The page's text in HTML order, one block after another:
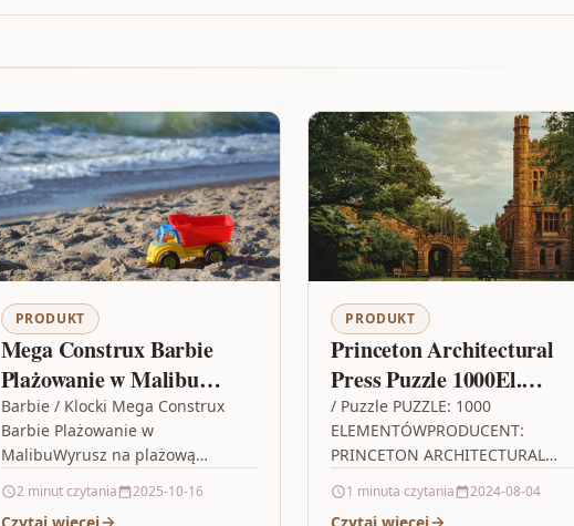
PRODUKT
Mega Construx Barbie
Plażowanie w Malibu
GWR79
Barbie / Klocki Mega Construx
Barbie Plażowanie w
MalibuWyrusz na plażową
Baw się, konstruując różowy
2 minut czytania 2025-10-16
PRODUKT
Princeton Architectural
Press Puzzle 1000El.
Chickenology
/ Puzzle PUZZLE: 1000
ELEMENTÓWPRODUCENT:
PRINCETON ARCHITECTURAL
INDEX: 96140KOD EAN:
1 minuta czytania 2024-08-04